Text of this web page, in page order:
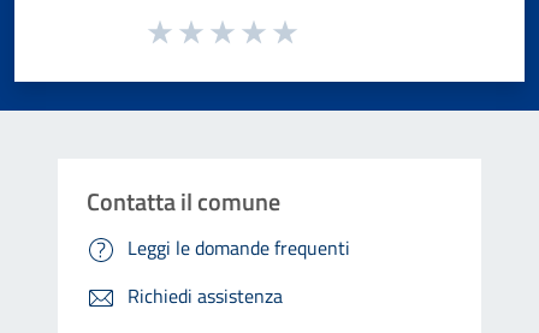
Valuta da 1 a 5 stelle la pagina
Contatta il comune
Leggi le domande frequenti
Richiedi assistenza